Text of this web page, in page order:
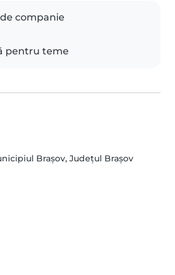
companie
pentru teme
Braşov, Județul Brașov